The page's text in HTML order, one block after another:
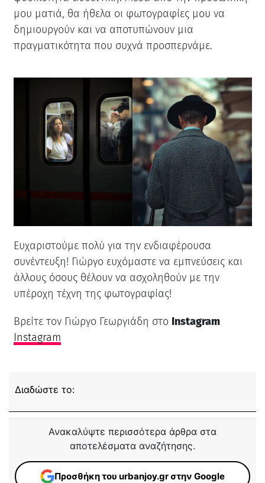
μου ματιά, θα ήθελα οι φωτογραφίες μου να
δημιουργούν και να αποτυπώνουν μια
πραγματικότητα που συχνά προσπερνάμε.
Ευχαριστούμε πολύ για την ενδιαφέρουσα
συνέντευξη! Γιώργο ευχόμαστε να εμπνεύσεις και
άλλους όσους θέλουν να ασχοληθούν με την
υπέροχη τέχνη της φωτογραφίας!
Βρείτε τον Γιώργο Γεωργιάδη στο Instagram
Instagram
Διαδώστε το:
Ανακαλύψτε περισσότερα άρθρα στα
αποτελέσματα αναζήτησης.
Προσθήκη του urbanjoy.gr στην Google